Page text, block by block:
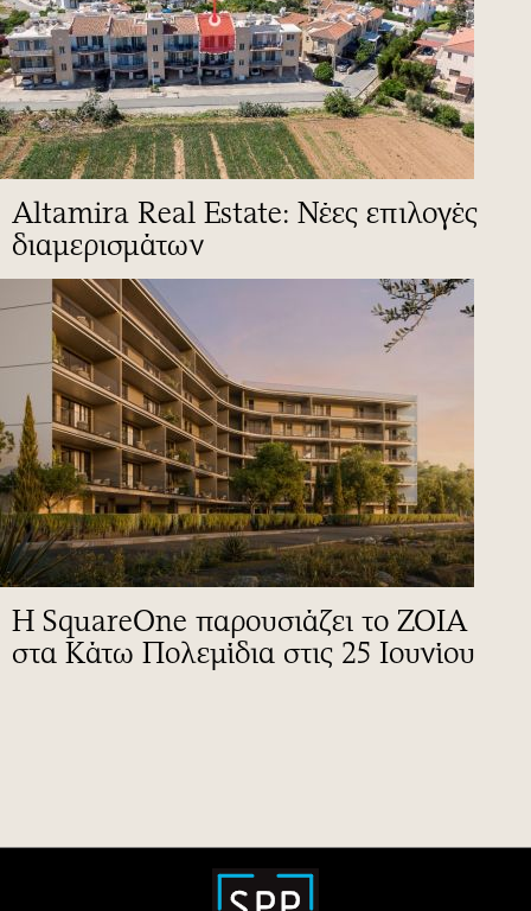
Altamira Real Estate: Νέες επιλογές
διαμερισμάτων
Η SquareOne παρουσιάζει το ZOIA
στα Κάτω Πολεμίδια στις 25 Ιουνίου